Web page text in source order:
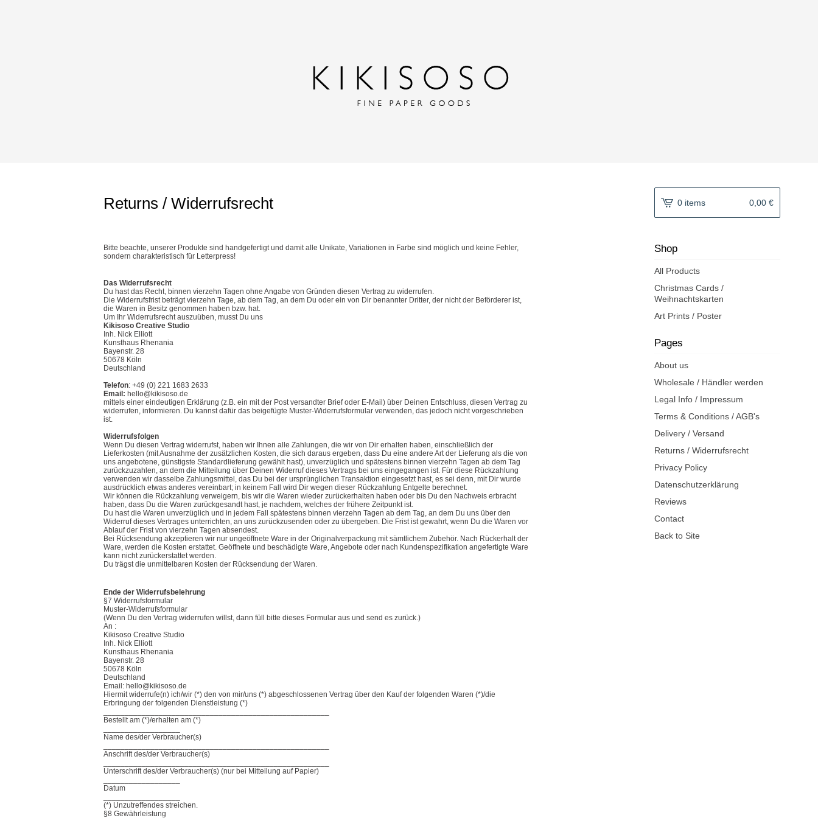
Returns / Widerrufsrecht
Bitte beachte, unserer Produkte sind handgefertigt und damit alle Unikate, Variationen in Farbe sind möglich und keine Fehler,
sondern charakteristisch für Letterpress!
Das Widerrufsrecht
Du hast das Recht, binnen vierzehn Tagen ohne Angabe von Gründen diesen Vertrag zu widerrufen.
Die Widerrufsfrist beträgt vierzehn Tage, ab dem Tag, an dem Du oder ein von Dir benannter Dritter, der nicht der Beförderer ist,
die Waren in Besitz genommen haben bzw. hat.
Um Ihr Widerrufsrecht auszuüben, musst Du uns
Kikisoso Creative Studio
Inh. Nick Elliott
Kunsthaus Rhenania
Bayenstr. 28
50678 Köln
Deutschland
Telefon: +49 (0) 221 1683 2633
Email: hello@kikisoso.de
mittels einer eindeutigen Erklärung (z.B. ein mit der Post versandter Brief oder E-Mail) über Deinen Entschluss, diesen Vertrag zu
widerrufen, informieren. Du kannst dafür das beigefügte Muster-Widerrufsformular verwenden, das jedoch nicht vorgeschrieben
ist.
Widerrufsfolgen
Wenn Du diesen Vertrag widerrufst, haben wir Ihnen alle Zahlungen, die wir von Dir erhalten haben, einschließlich der
Lieferkosten (mit Ausnahme der zusätzlichen Kosten, die sich daraus ergeben, dass Du eine andere Art der Lieferung als die von
uns angebotene, günstigste Standardlieferung gewählt hast), unverzüglich und spätestens binnen vierzehn Tagen ab dem Tag
zurückzuzahlen, an dem die Mitteilung über Deinen Widerruf dieses Vertrags bei uns eingegangen ist. Für diese Rückzahlung
verwenden wir dasselbe Zahlungsmittel, das Du bei der ursprünglichen Transaktion eingesetzt hast, es sei denn, mit Dir wurde
ausdrücklich etwas anderes vereinbart; in keinem Fall wird Dir wegen dieser Rückzahlung Entgelte berechnet.
Wir können die Rückzahlung verweigern, bis wir die Waren wieder zurückerhalten haben oder bis Du den Nachweis erbracht
haben, dass Du die Waren zurückgesandt hast, je nachdem, welches der frühere Zeitpunkt ist.
Du hast die Waren unverzüglich und in jedem Fall spätestens binnen vierzehn Tagen ab dem Tag, an dem Du uns über den
Widerruf dieses Vertrages unterrichten, an uns zurückzusenden oder zu übergeben. Die Frist ist gewahrt, wenn Du die Waren vor
Ablauf der Frist von vierzehn Tagen absendest.
Bei Rücksendung akzeptieren wir nur ungeöffnete Ware in der Originalverpackung mit sämtlichem Zubehör. Nach Rückerhalt der
Ware, werden die Kosten erstattet. Geöffnete und beschädigte Ware, Angebote oder nach Kundenspezifikation angefertigte Ware
kann nicht zurückerstattet werden.
Du trägst die unmittelbaren Kosten der Rücksendung der Waren.
Ende der Widerrufsbelehrung
§7 Widerrufsformular
Muster-Widerrufsformular
(Wenn Du den Vertrag widerrufen willst, dann füll bitte dieses Formular aus und send es zurück.)
An :
Kikisoso Creative Studio
Inh. Nick Elliott
Kunsthaus Rhenania
Bayenstr. 28
50678 Köln
Deutschland
Email: hello@kikisoso.de
Hiermit widerrufe(n) ich/wir (*) den von mir/uns (*) abgeschlossenen Vertrag über den Kauf der folgenden Waren (*)/die
Erbringung der folgenden Dienstleistung (*)
Bestellt am (*)/erhalten am (*)
Name des/der Verbraucher(s)
Anschrift des/der Verbraucher(s)
Unterschrift des/der Verbraucher(s) (nur bei Mitteilung auf Papier)
Datum
(*) Unzutreffendes streichen.
§8 Gewährleistung
0 items 0,00 €
Shop
All Products
Christmas Cards /
Weihnachtskarten
Art Prints / Poster
Pages
About us
Wholesale / Händler werden
Legal Info / Impressum
Terms & Conditions / AGB's
Delivery / Versand
Returns / Widerrufsrecht
Privacy Policy
Datenschutzerklärung
Reviews
Contact
Back to Site